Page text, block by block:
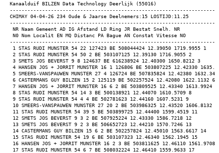
Kanaalduif BILZEN Data Technology Deerlijk (55016)
CHIMAY 04-04-26 234 Oude & Jaarse Deelnemers:15 LOSTIJD:11.25
NR Naam Gemeent AD IG Afstand LD Ring JR Bestat Snelh. NR
N0 Nom Localit EN MQ Distanc PA Bague AN Constat Vitesse NO
1 STAS RUDI MUNSTER 54 22 127423 BE 508044424 12.39050 1719.9955 1
2 STAS RUDI MUNSTER 54 50 2 BE 503107125 12.39130 1716.9055 2
3 SMETS JOS BEVERST 9 8 124637 BE 616238924 12.40300 1650.8212 3
4 HANSEN JOS + JORRIT MUNSTER 16 1 126806 BE 503807225 12.42330
5 SMEERS-VANSPAUWEN MUNSTER 27 4 126724 BE 507835824 12.42380
6 CASTERMANS GUY BILZEN 15 2 125119 BE 502257524 12.42080 1622.1132 6
7 HANSEN JOS + JORRIT MUNSTER 16 6 2 BE 503809525 12.43340 1613.9924
8 STAS RUDI MUNSTER 54 14 3 BE 500138921 12.44070 1610.5709 8
9 STAS RUDI MUNSTER 54 4 4 BE 502781623 12.44160 1607.5231 9
10 SMEERS-VANSPAUWEN MUNSTER 27 20 2 BE 503986325 12.43520 1606.8132
11 STAS RUDI MUNSTER 54 39 5 BE 503899725 12.44400 1599.4519 11
12 SMETS JOS BEVERST 9 3 2 BE 507925224 12.43330 1586.7218 12
13 SMETS JOS BEVERST 9 2 3 BE 506652723 12.44210 1570.7246 13
14 CASTERMANS GUY BILZEN 15 6 2 BE 502257824 12.45010 1563.6617 14
15 STAS RUDI MUNSTER 54 19 6 BE 503107323 12.46340 1562.1945 15
16 HANSEN JOS + JORRIT MUNSTER 16 2 3 BE 503811625 12.46110
17 STAS RUDI MUNSTER 54 6 7 BE 508032224 12.46410 1559.9633 17